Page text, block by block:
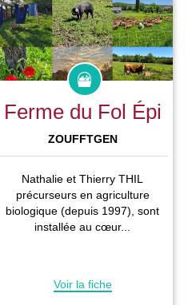
Ferme du Fol Épi
ZOUFFTGEN
Nathalie et Thierry THIL
précurseurs en agriculture
biologique (depuis 1997), sont
installée au cœur...
Voir la fiche